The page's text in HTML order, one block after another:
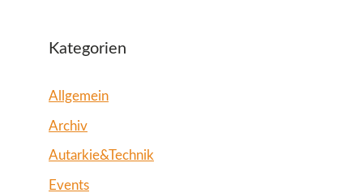
Kategorien
Allgemein
Archiv
Autarkie&Technik
Events